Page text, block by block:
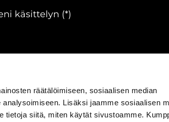
räätälöimiseen, sosiaalisen median
Lisäksi jaamme sosiaalisen
tietoja siitä, miten käytät sivustoamme.
käsittelyn (*)
powered by WiseNetwork